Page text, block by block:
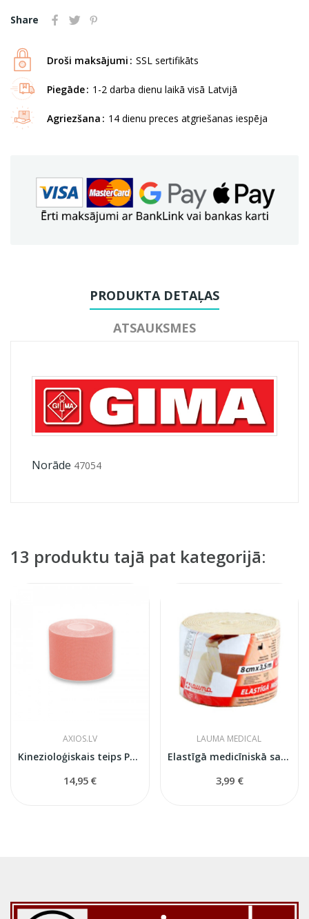
Share
Droši maksājumi SSL sertifikāts
Piegāde 1-2 darba dienu laikā visā Latvijā
Agriezšana 14 dienu preces atgriešanas iespēja
PRODUKTA DETAĻAS
ATSAUKSMES
Norāde 47054
13 produktu tajā pat kategorijā:
AXIOS.LV
Kinezioloģiskais teips PRO 5см x 5м
14,95 €
LAUMA MEDICAL
Elastīgā medicīniskā saite Lauma Medical modelis 5
3,99 €